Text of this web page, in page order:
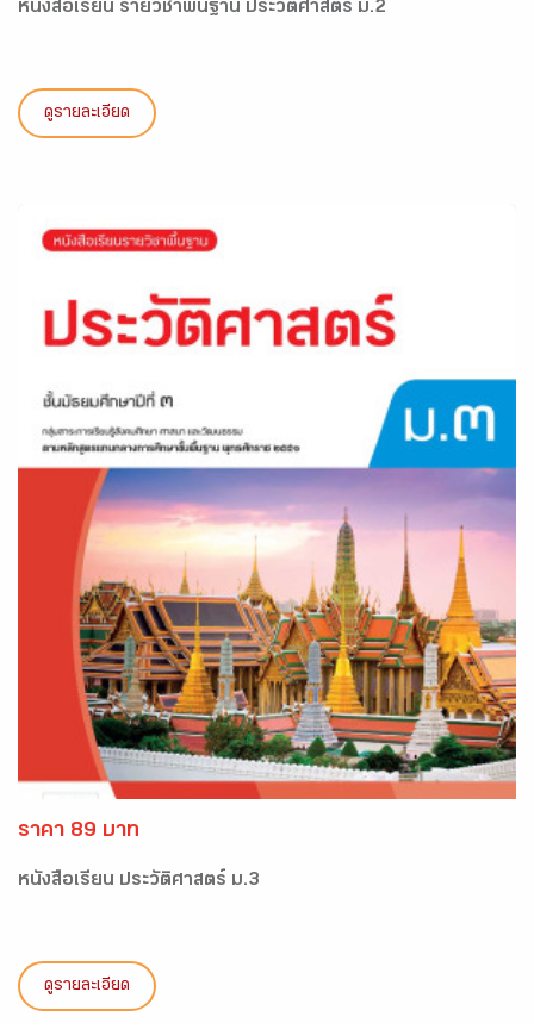
หนังสือเรียน รายวิชาพื้นฐาน ประวัติศาสตร์ ม.2
ดูรายละเอียด
ราคา 89 บาท
หนังสือเรียน ประวัติศาสตร์ ม.3
ดูรายละเอียด